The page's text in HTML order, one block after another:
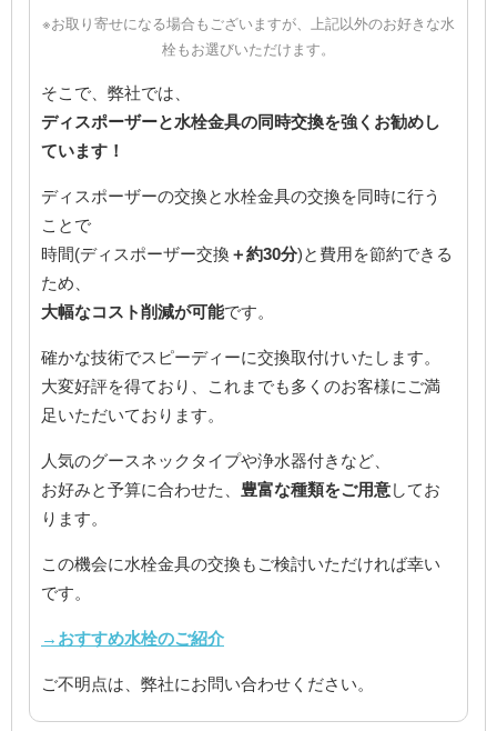
※お取り寄せになる場合もございますが、上記以外のお好きな水
栓もお選びいただけます。
そこで、弊社では、
ディスポーザーと水栓金具の同時交換を強くお勧めし
ています！
ディスポーザーの交換と水栓金具の交換を同時に行う
ことで
時間(ディスポーザー交換＋約30分)と費用を節約できる
ため、
大幅なコスト削減が可能です。
確かな技術でスピーディーに交換取付けいたします。
大変好評を得ており、これまでも多くのお客様にご満
足いただいております。
人気のグースネックタイプや浄水器付きなど、
お好みと予算に合わせた、 豊富な種類をご用意してお
ります。
この機会に水栓金具の交換もご検討いただければ幸い
です。
→おすすめ水栓のご紹介
ご不明点は、弊社にお問い合わせください。